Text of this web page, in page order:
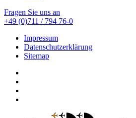
Fragen Sie uns an
+49 (0)711 / 794 76-0
Impressum
Datenschutzerklärung
Sitemap